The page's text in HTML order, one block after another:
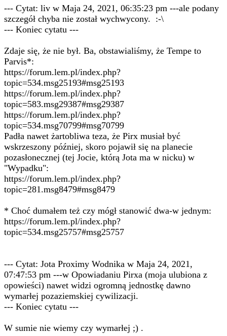
--- Cytat: liv w Maja 24, 2021, 06:35:23 pm ---ale podany
szczegół chyba nie został wychwycony. :-\
--- Koniec cytatu ---
Zdaje się, że nie był. Ba, obstawialiśmy, że Tempe to
Parvis*:
https://forum.lem.pl/index.php?
topic=534.msg25193#msg25193
https://forum.lem.pl/index.php?
topic=583.msg29387#msg29387
https://forum.lem.pl/index.php?
topic=534.msg70799#msg70799
Padła nawet żartobliwa teza, że Pirx musiał być
wskrzeszony później, skoro pojawił się na planecie
pozasłonecznej (tej Jocie, którą Jota ma w nicku) w
"Wypadku":
https://forum.lem.pl/index.php?
topic=281.msg8479#msg8479
* Choć dumałem też czy mógł stanowić dwa-w jednym:
https://forum.lem.pl/index.php?
topic=534.msg25757#msg25757
--- Cytat: Jota Proximy Wodnika w Maja 24, 2021,
07:47:53 pm ---w Opowiadaniu Pirxa (moja ulubiona z
opowieści) nawet widzi ogromną jednostkę dawno
wymarłej pozaziemskiej cywilizacji.
--- Koniec cytatu ---
W sumie nie wiemy czy wymarłej ;) .